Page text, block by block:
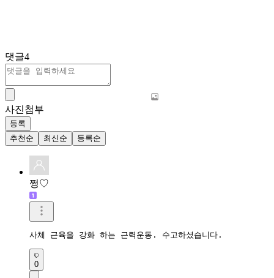
댓글4
사진첨부
등록
추천순
최신순 등록순
쩡♡
사체 근육을 강화 하는 근력운동. 수고하셨습니다.
0